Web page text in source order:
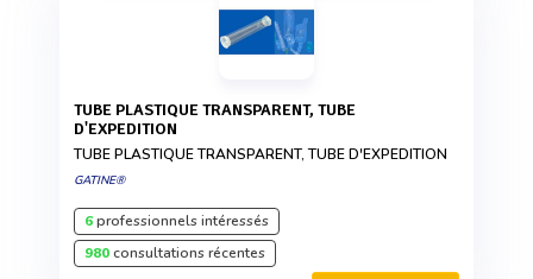
TUBE PLASTIQUE TRANSPARENT, TUBE
D'EXPEDITION
TUBE PLASTIQUE TRANSPARENT, TUBE D'EXPEDITION
GATINE®
6professionnels intéressés
980consultations récentes